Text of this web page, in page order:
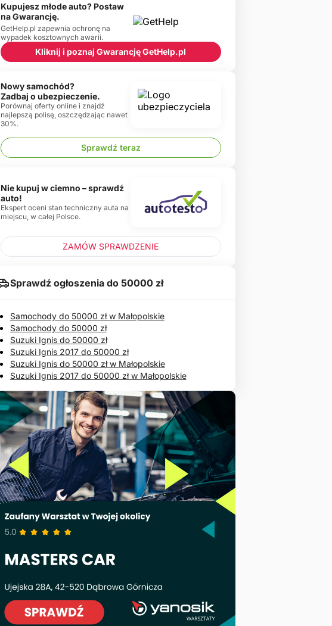
Kupujesz młode auto? Postaw
na Gwarancję.
GetHelp.pl zapewnia ochronę na
wypadek kosztownych awarii.
Kliknij i poznaj Gwarancję GetHelp.pl
Nowy samochód?
Zadbaj o ubezpieczenie.
Porównaj oferty online i znajdź
najlepszą polisę, oszczędzając nawet
30%.
Sprawdź teraz
Nie kupuj w ciemno – sprawdź
auto!
Ekspert oceni stan techniczny auta na
miejscu, w całej Polsce.
ZAMÓW SPRAWDZENIE
Sprawdź ogłoszenia do 50000 zł
Samochody do 50000 zł w Małopolskie
Samochody do 50000 zł
Suzuki Ignis do 50000 zł
Suzuki Ignis 2017 do 50000 zł
Suzuki Ignis do 50000 zł w Małopolskie
Suzuki Ignis 2017 do 50000 zł w Małopolskie